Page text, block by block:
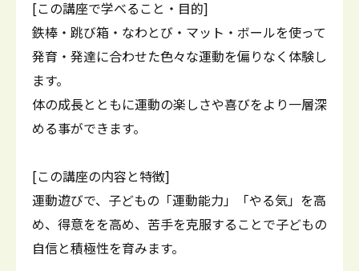
[この講座で学べること・目的]
鉄棒・跳び箱・なわとび・マット・ボールを使って
発育・発達に合わせた色々な運動を偏りなく体験し
ます。
体の成長とともに運動の楽しさや喜びをより一層深
める事ができます。
[この講座の内容と特徴]
運動遊びで、子どもの「運動能力」「やる気」を高
め、得意をを高め、苦手を克服することで子どもの
自信と積極性を育みます。